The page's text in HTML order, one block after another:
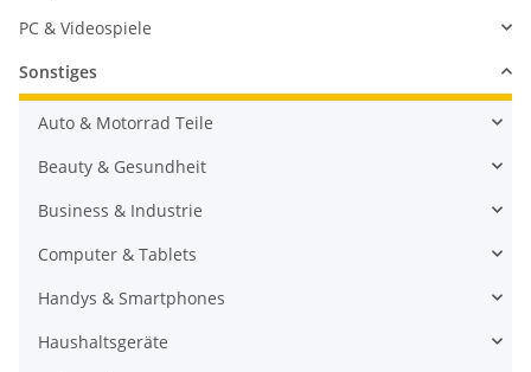
PC & Videospiele
Sonstiges
Auto & Motorrad Teile
Beauty & Gesundheit
Business & Industrie
Computer & Tablets
Handys & Smartphones
Haushaltsgeräte